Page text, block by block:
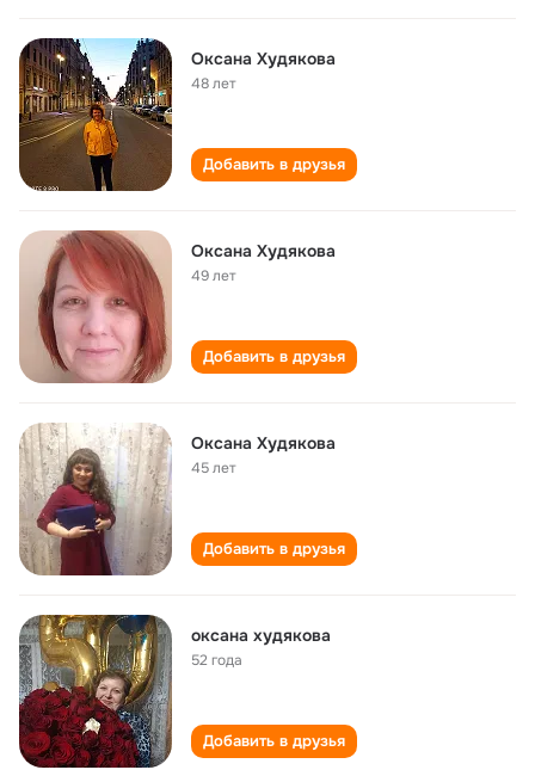
Оксана Худякова
48 лет
Добавить в друзья
Оксана Худякова
49 лет
Добавить в друзья
Оксана Худякова
45 лет
Добавить в друзья
оксана худякова
52 года
Добавить в друзья